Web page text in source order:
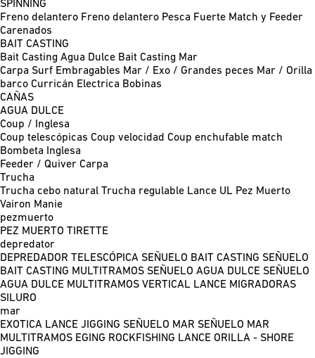
SPINNING
Freno delantero Freno delantero Pesca Fuerte Match y Feeder
Carenados
BAIT CASTING
Bait Casting Agua Dulce Bait Casting Mar
Carpa Surf Embragables Mar / Exo / Grandes peces Mar / Orilla
barco Curricán Electrica Bobinas
CAÑAS
AGUA DULCE
Coup / Inglesa
Coup telescópicas Coup velocidad Coup enchufable match
Bombeta
Inglesa
Feeder / Quiver Carpa
Trucha
Trucha cebo natural Trucha regulable Lance UL Pez Muerto
Vairon Manie
pezmuerto
PEZ MUERTO TIRETTE
depredator
DEPREDADOR TELESCÓPICA SEÑUELO BAIT CASTING SEÑUELO
BAIT CASTING MULTITRAMOS SEÑUELO AGUA DULCE SEÑUELO
AGUA DULCE MULTITRAMOS VERTICAL LANCE MIGRADORAS
SILURO
mar
EXOTICA LANCE JIGGING SEÑUELO MAR SEÑUELO MAR
MULTITRAMOS EGING ROCKFISHING LANCE ORILLA - SHORE
JIGGING